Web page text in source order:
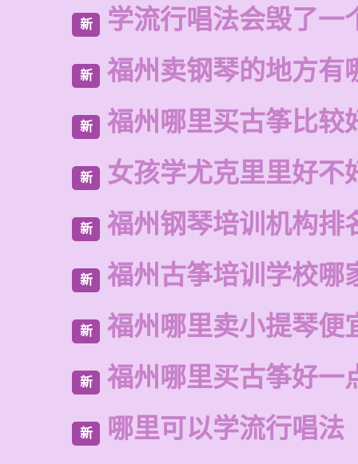
新 学流行唱法会毁了一
新 福州卖钢琴的地方有
新 福州哪里买古筝比较
新 女孩学尤克里里好不
新 福州钢琴培训机构排
新 福州古筝培训学校哪
新 福州哪里卖小提琴便
新 福州哪里买古筝好一
新 哪里可以学流行唱法